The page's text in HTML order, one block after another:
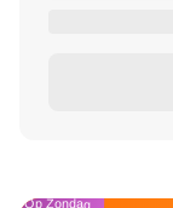
Op Zondag